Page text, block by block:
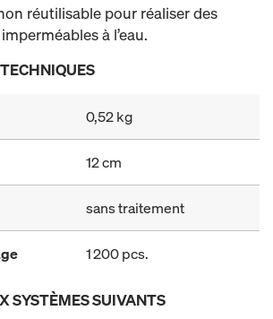
réutilisable pour réaliser des
à l’eau.
0,52 kg
12 cm
sans traitement
1 200 pcs.
SYSTÈMES SUIVANTS